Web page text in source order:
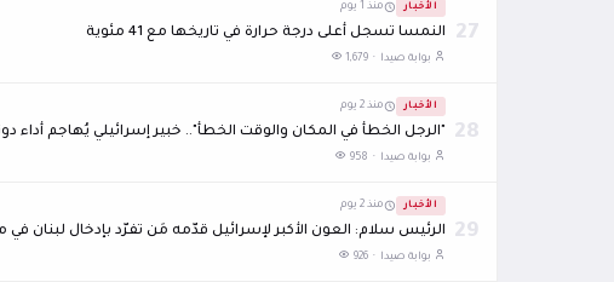
27
الأخبار منذ 1 يوم
النمسا تسجل أعلى درجة حرارة في تاريخها مع 41 مئوية
بوابة صيدا · 1,679
28
الأخبار منذ 2 يوم
"الرجل الخطأ في المكان والوقت الخطأ".. خبير إسرائيلي يُهاجم أداء
بوابة صيدا · 958
29
الأخبار منذ 2 يوم
الرئيس سلام: العون الأكبر لإسرائيل قدّمه مَن تفرّد بإدخال لبنان
بوابة صيدا · 926